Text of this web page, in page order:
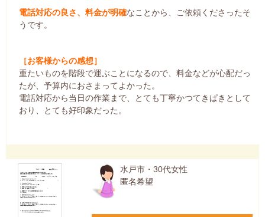
電話対応の良さ、料金が明確なことから、ご依頼くださったそ
うです。
［お客様からの感想］
重たいものを階段で運ぶことになるので、料金などが心配だっ
たが、予算内におさまってよかった。
電話対応から当日の作業まで、とても丁寧かつてきぱきとして
おり、とても好印象だった。
水戸市・30代女性
匿名希望